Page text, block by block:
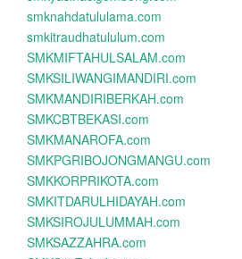
smknahdatululama.com
smkitraudhatululum.com
SMKMIFTAHULSALAM.com
SMKSILIWANGIMANDIRI.com
SMKMANDIRIBERKAH.com
SMKCBTBEKASI.com
SMKMANAROFA.com
SMKPGRIBOJONGMANGU.com
SMKKORPRIKOTA.com
SMKITDARULHIDAYAH.com
SMKSIROJULUMMAH.com
SMKSAZZAHRA.com